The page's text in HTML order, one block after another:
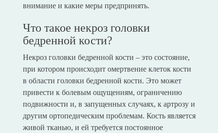
внимание и какие меры предпринять.
Что такое некроз головки
бедренной кости?
Некроз головки бедренной кости – это состояние,
при котором происходит омертвение клеток кости
в области головки бедренной кости. Это может
привести к болевым ощущениям, ограничению
подвижности и, в запущенных случаях, к артрозу и
другим ортопедическим проблемам. Кость является
живой тканью, и ей требуется постоянное